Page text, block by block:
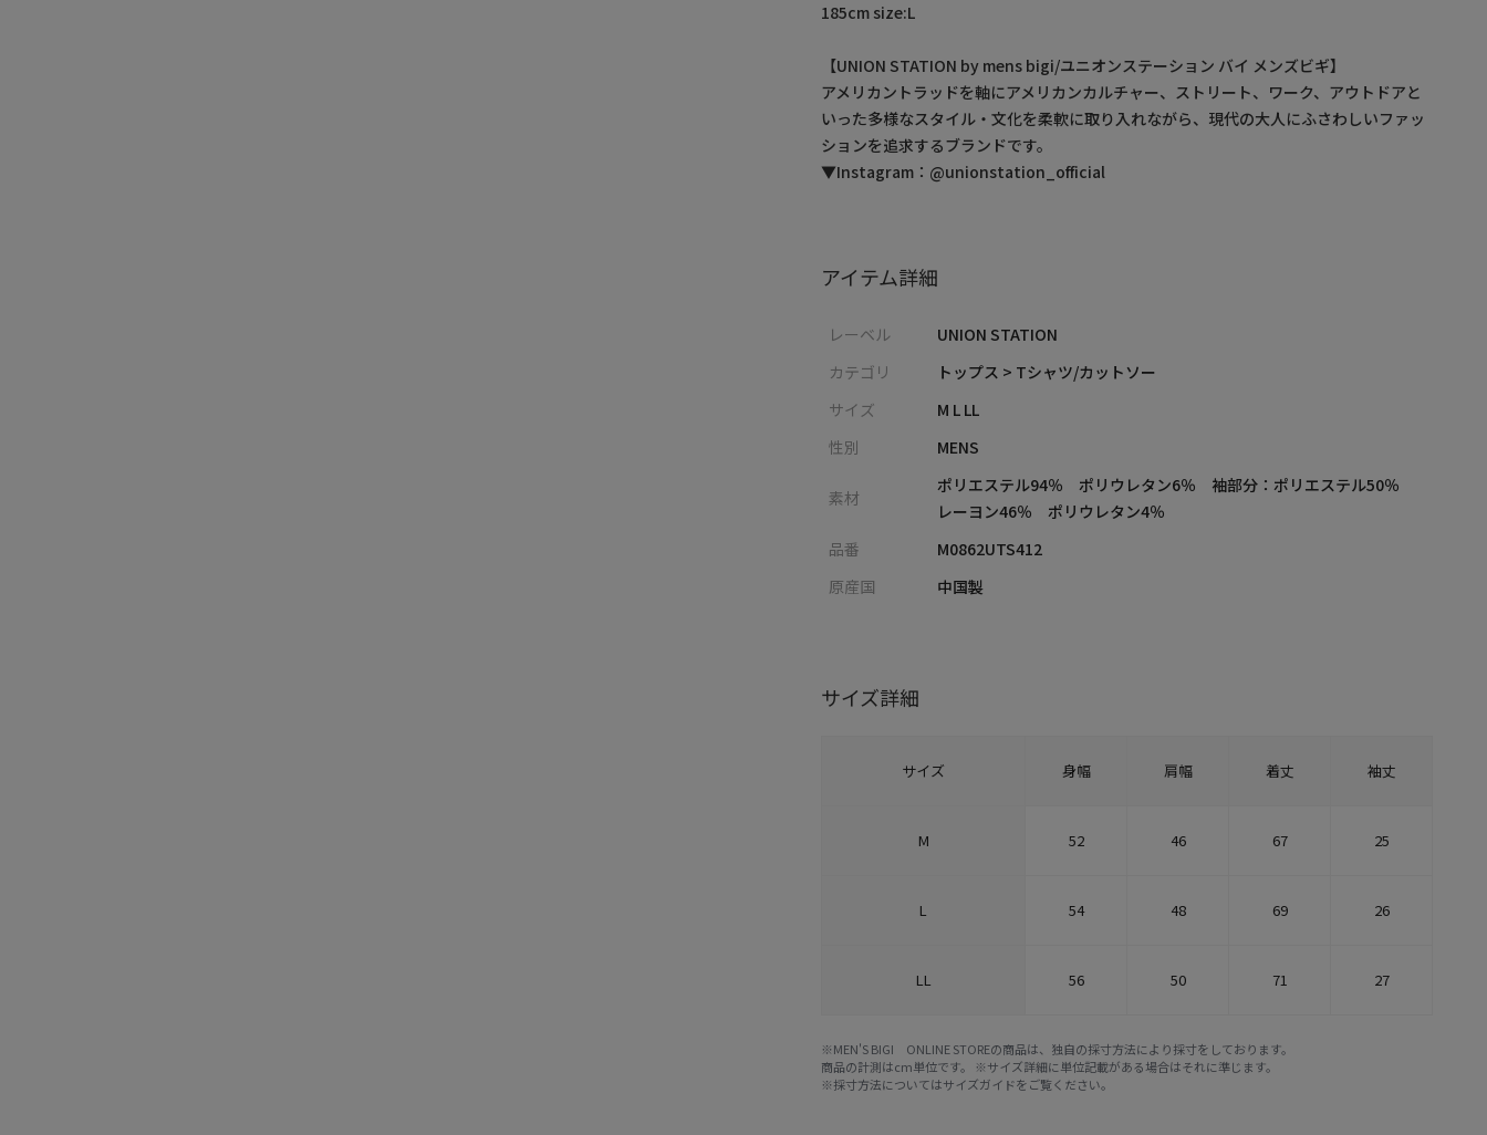
185cm size:L
【UNION STATION by mens bigi/ユニオンステーション バイ メンズビギ】
アメリカントラッドを軸にアメリカンカルチャー、ストリート、ワーク、アウトドアと
いった多様なスタイル・文化を柔軟に取り入れながら、現代の大人にふさわしいファッ
ションを追求するブランドです。
▼Instagram：@unionstation_official
アイテム詳細
レーベル
UNION STATION
カテゴリ
トップス > Tシャツ/カットソー
サイズ
M L LL
性別
MENS
素材
ポリエステル94％ ポリウレタン6％ 袖部分：ポリエステル50％
レーヨン46％ ポリウレタン4％
品番
M0862UTS412
原産国
中国製
サイズ詳細
サイズ 身幅 肩幅 着丈 袖丈
M 52 46 67 25
L 54 48 69 26
LL 56 50 71 27
※MEN'S BIGI ONLINE STOREの商品は、独自の採寸方法により採寸をしております。
商品の計測はcm単位です。 ※サイズ詳細に単位記載がある場合はそれに準じます。
※採寸方法についてはサイズガイドをご覧ください。